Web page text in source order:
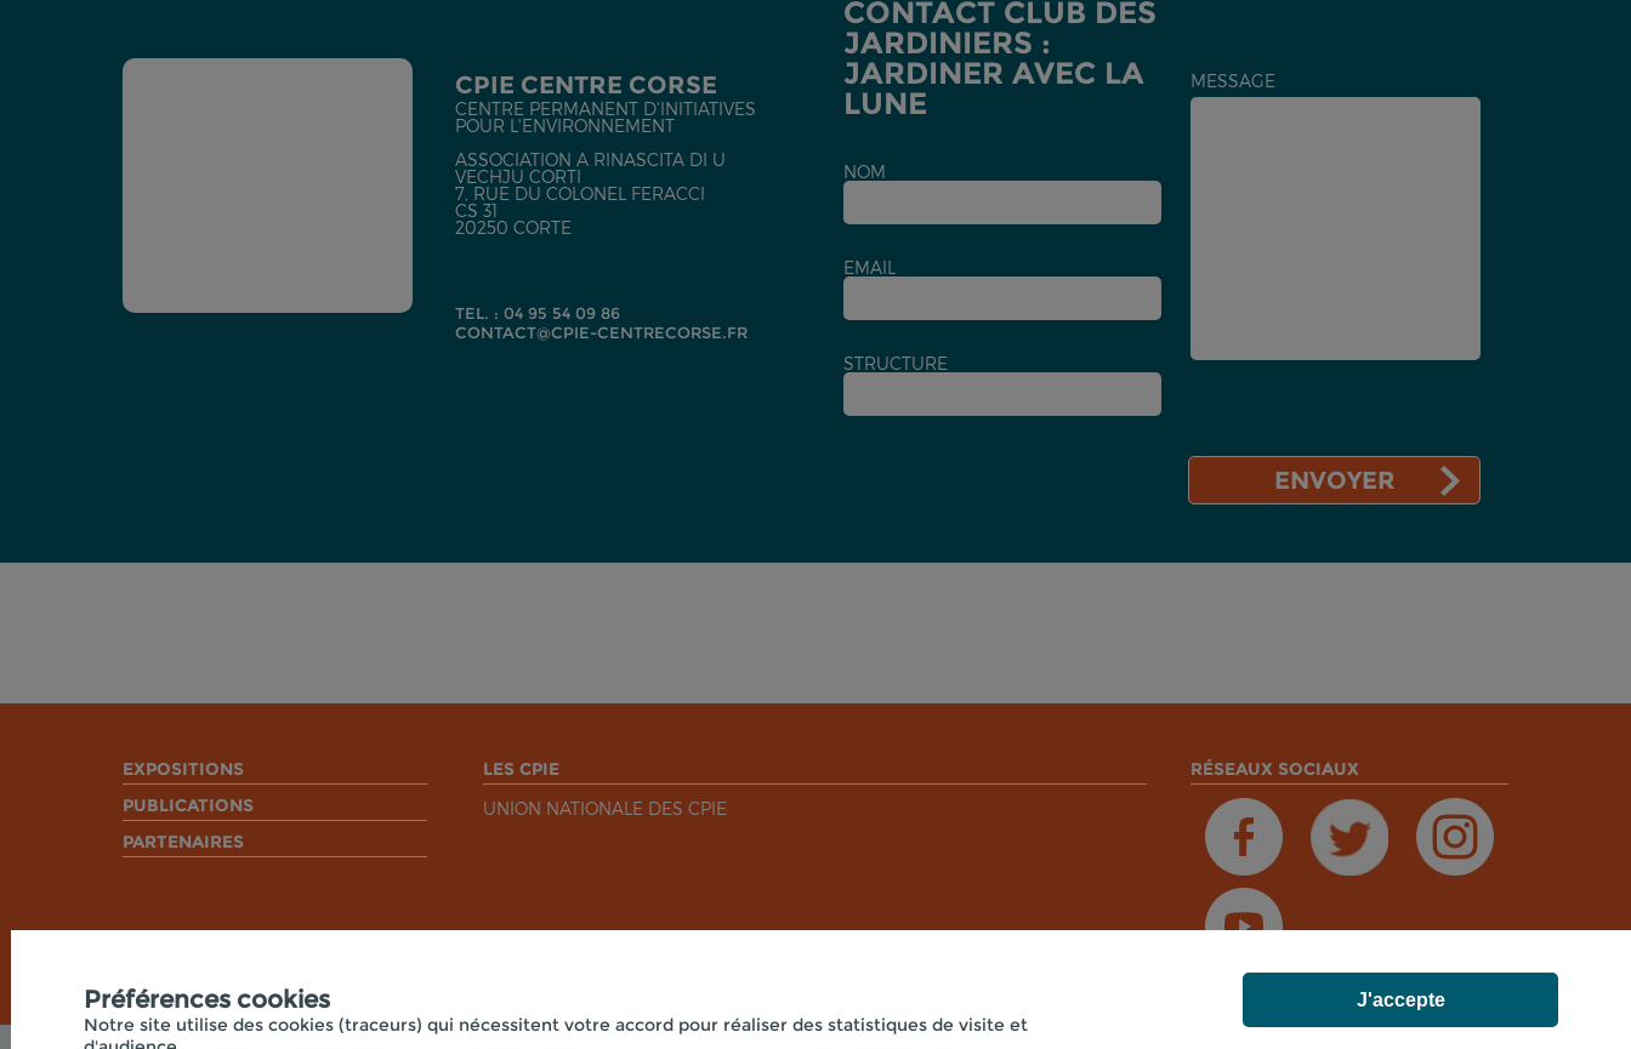
CPIE CENTRE CORSE
CENTRE PERMANENT D'INITIATIVES
POUR L'ENVIRONNEMENT
ASSOCIATION A RINASCITA DI U
VECHJU CORTI
7, RUE DU COLONEL FERACCI
CS 31
20250 CORTE
TEL. : 04 95 54 09 86
CONTACT@CPIE-CENTRECORSE.FR
CONTACT CLUB DES
JARDINIERS :
JARDINER AVEC LA
LUNE
NOM
EMAIL
STRUCTURE
MESSAGE
EXPOSITIONS
PUBLICATIONS
PARTENAIRES
LES CPIE
UNION NATIONALE DES CPIE
RÉSEAUX SOCIAUX
Préférences cookies
Notre site utilise des cookies (traceurs) qui nécessitent votre accord pour réaliser des statistiques de visite et
J'accepte